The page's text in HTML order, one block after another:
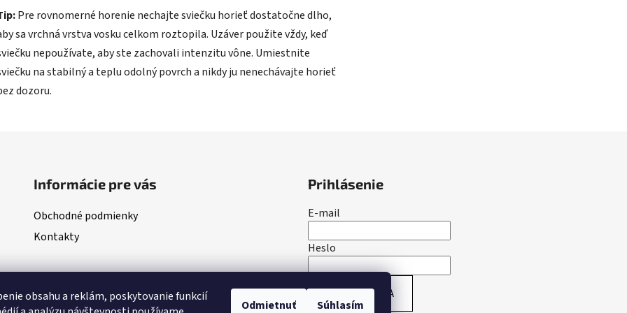
obsahu a reklám, poskytovanie funkcií
Odmietnuť Súhlasím
Pre rovnomerné horenie nechajte sviečku horieť dostatočne dlho,
sa vrchná vrstva vosku celkom roztopila. Uzáver použite vždy, keď
nepoužívate, aby ste zachovali intenzitu vône. Umiestnite
na stabilný a teplu odolný povrch a nikdy ju nenechávajte horieť
dozoru.
Informácie pre vás
Obchodné podmienky
Kontakty
Prihlásenie
E-mail
Heslo
PRIHLÁSIŤ SA